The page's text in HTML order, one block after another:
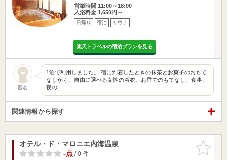
営業時間 11:00～18:00
入浴料金 1,650円～
日帰り 宿泊 サウナ
楽天トラベルの宿泊プランを見る
匿名
1泊で利用しました。 宿に到着したときの抹茶とお菓子のおもて
なしから、自由に選べる女性の浴衣、お香でのもてなし、食事、
夜の…
関連情報から探す
お気に入
りに追加
オテル・ド・マロニエ内海温泉
-点/ 0 件